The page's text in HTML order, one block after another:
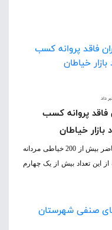
داد
فاقد پروانه کسب
خیاطان
در حال حاضر بیش از 200 خیاطی مردانه
این تعداد بیش از یک چهارم